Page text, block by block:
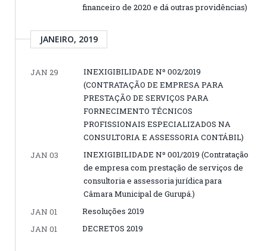
financeiro de 2020 e dá outras providências)
JANEIRO, 2019
JAN 29
INEXIGIBILIDADE Nº 002/2019
(CONTRATAÇÃO DE EMPRESA PARA
PRESTAÇÃO DE SERVIÇOS PARA
FORNECIMENTO TÉCNICOS
PROFISSIONAIS ESPECIALIZADOS NA
CONSULTORIA E ASSESSORIA CONTÁBIL)
JAN 03
INEXIGIBILIDADE Nº 001/2019 (Contratação
de empresa com prestação de serviços de
consultoria e assessoria jurídica para
Câmara Municipal de Gurupá.)
JAN 01
Resoluções 2019
JAN 01
DECRETOS 2019